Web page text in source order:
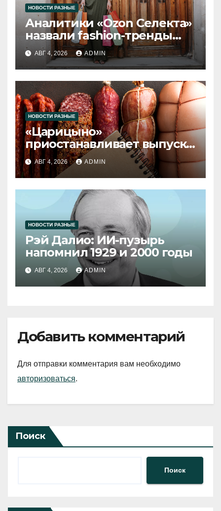
НОВОСТИ РАЗНЫЕ
Аналитики «Ozon Селекта»
назвали fashion-тренды
2026 года
АВГ 4, 2026 ADMIN
НОВОСТИ РАЗНЫЕ
«Царицыно»
приостанавливает выпуск
продукции
АВГ 4, 2026 ADMIN
НОВОСТИ РАЗНЫЕ
Рэй Далио: ИИ-пузырь
напомнил 1929 и 2000 годы
АВГ 4, 2026 ADMIN
Добавить комментарий
Для отправки комментария вам необходимо
авторизоваться.
Поиск
Поиск